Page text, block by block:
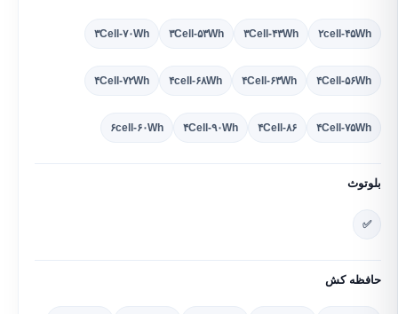
۲cell-۴۵Wh ۳Cell-۴۳Wh ۳Cell-۵۳Wh ۳Cell-۷۰Wh
۴Cell-۵۶Wh ۴Cell-۶۳Wh ۴cell-۶۸Wh ۴Cell-۷۲Wh
۴Cell-۷۵Wh ۴Cell-۸۶ ۴Cell-۹۰Wh ۶cell-۶۰Wh
بلوتوث
✅
حافظه کش